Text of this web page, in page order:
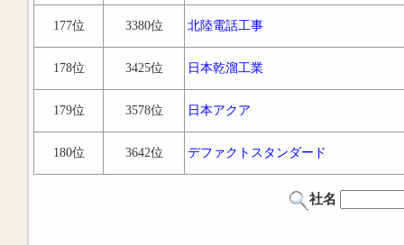
177位 3380位 北陸電話工事
178位 3425位 日本乾溜工業
179位 3578位 日本アクア
180位 3642位 デファクトスタンダード
社名